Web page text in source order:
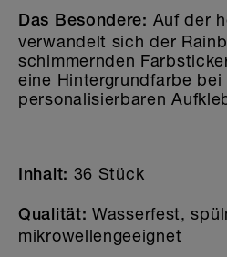
Das Besondere: Auf der
verwandelt sich der
schimmernden
eine Hintergrundfarbe bei
personalisierbaren
Inhalt: 36 Stück
Qualität: Wasserfest,
mikrowellengeeignet